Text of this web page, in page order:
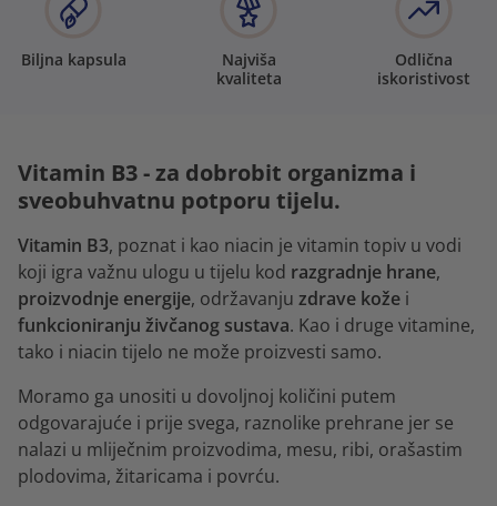
Biljna kapsula
Najviša
kvaliteta
Odlična
iskoristivost
Vitamin B3 - za dobrobit organizma i
sveobuhvatnu potporu tijelu.
Vitamin B3, poznat i kao niacin je vitamin topiv u vodi
koji igra važnu ulogu u tijelu kod razgradnje hrane,
proizvodnje energije, održavanju zdrave kože i
funkcioniranju živčanog sustava. Kao i druge vitamine,
tako i niacin tijelo ne može proizvesti samo.
Moramo ga unositi u dovoljnoj količini putem
odgovarajuće i prije svega, raznolike prehrane jer se
nalazi u mliječnim proizvodima, mesu, ribi, orašastim
plodovima, žitaricama i povrću.